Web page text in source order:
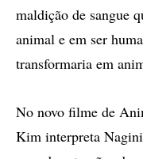
maldição de sangue
animal e em ser
transformaria em
No novo filme de
Kim interpreta